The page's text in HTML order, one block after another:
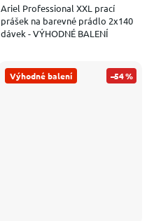
Ariel Professional XXL prací
prášek na barevné prádlo 2x140
dávek - VÝHODNÉ BALENÍ
Výhodné balení –54 %